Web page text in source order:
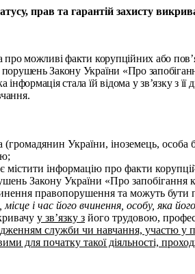
прав та гарантій захисту
про можливі факти корупційних або
Закону України «Про
стала їй відома у зв’язку з її
(громадянин України, іноземець, особа
містити інформацію про факти
Закону України «Про запобігання
правопорушення та можуть бути
і час його вчинення, особу, яка
у зв’язку з його трудовою,
служби чи навчання, участю у
для початку такої діяльності,